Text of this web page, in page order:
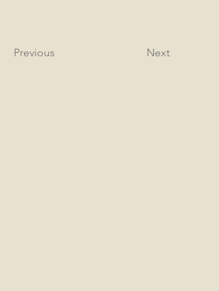
Previous Next